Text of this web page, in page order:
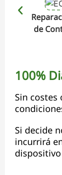
de
100%
Sin
Si decide
incurrirá